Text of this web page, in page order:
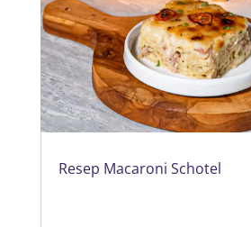
Resep Macaroni Schotel